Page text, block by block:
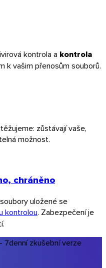
kontrola a kontrola
k vašim přenosům souborů.
zůstávají vaše,
možnost.
chráněno
uložené se
kontrolou. Zabezpečení je
7denní zkušební verze